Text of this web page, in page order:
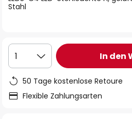
Stahl
1 In den
50 Tage kostenlose Retoure
Flexible Zahlungsarten